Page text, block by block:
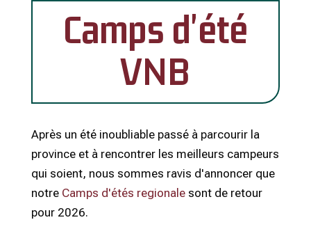
Camps d'été
VNB
Après un été inoubliable passé à parcourir la
province et à rencontrer les meilleurs campeurs
qui soient, nous sommes ravis d'annoncer que
notre Camps d'étés regionalesont de retour
pour 2026.